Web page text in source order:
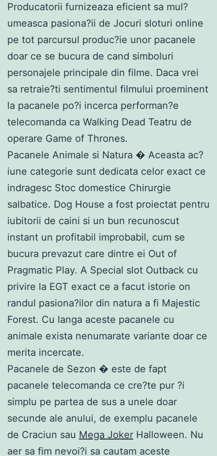
Producatorii furnizeaza eficient sa mul?
umeasca pasiona?ii de Jocuri sloturi online
pe tot parcursul produc?ie unor pacanele
doar ce se bucura de cand simboluri
personajele principale din filme. Daca vrei
sa retraie?ti sentimentul filmului proeminent
la pacanele po?i incerca performan?e
telecomanda ca Walking Dead Teatru de
operare Game of Thrones.
Pacanele Animale si Natura � Aceasta ac?
iune categorie sunt dedicata celor exact ce
indragesc Stoc domestice Chirurgie
salbatice. Dog House a fost proiectat pentru
iubitorii de caini si un bun recunoscut
instant un profitabil improbabil, cum se
bucura prevazut care dintre ei Out of
Pragmatic Play. A Special slot Outback cu
privire la EGT exact ce a facut istorie on
randul pasiona?ilor din natura a fi Majestic
Forest. Cu langa aceste pacanele cu
animale exista nenumarate variante doar ce
merita incercate.
Pacanele de Sezon � este de fapt
pacanele telecomanda ce cre?te pur ?i
simplu pe partea de sus a unele doar
secunde ale anului, de exemplu pacanele
de Craciun sau Mega Joker Halloween. Nu
aer sa fim nevoi?i sa cautam aceste